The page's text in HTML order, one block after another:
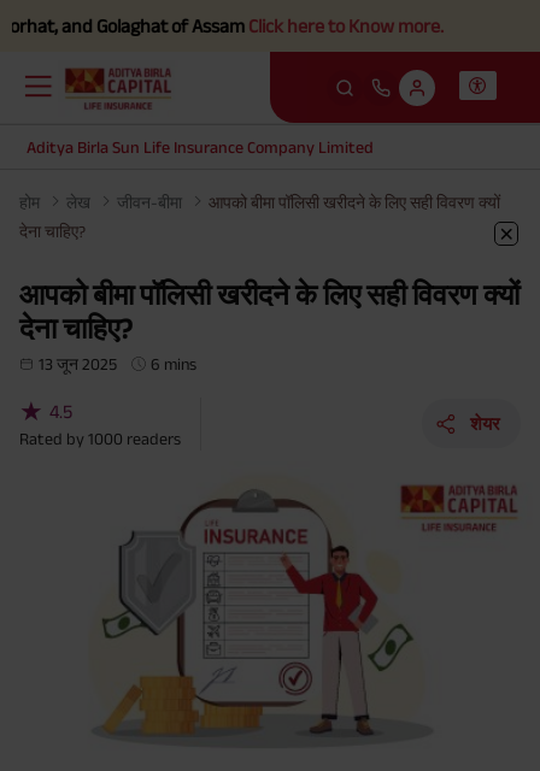
Golaghat of AssamClick here to Know more.
Aditya Birla Sun Life Insurance Company Limited
होम लेख जीवन-बीमा
आपको बीमा पॉलिसी खरीदने के लिए सही विवरण क्यों
देना चाहिए?
आपको बीमा पॉलिसी खरीदने के लिए सही विवरण क्यों
देना चाहिए?
13 जून 2025 6 mins
★ 4.5
Rated by 1000 readers
शेयर